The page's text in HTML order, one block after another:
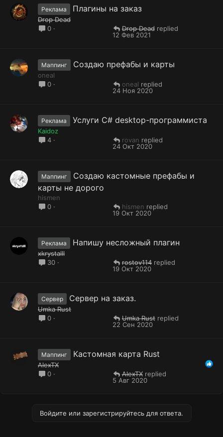
Реклама Плагины на заказ
Drop Dead
0
12 Фев 2021
Drop Dead
Маппинг Создаю префабы и карты
oneal
0
24 Ноя 2020
oneal
Реклама Услуги C# desktop-программиста
Kaidoz
4
24 Окт 2020
rovan
Маппинг
Создаю кастомные префабы и
карты не дорого
hismen
0
19 Окт 2020
hismen
Реклама Напишу несложный плагин
xkrystalll
30
19 Окт 2020
rostov114
Сервер Сервер на заказ.
Umka Rust
0
22 Сен 2020
Umka Rust
Маппинг Кастомная карта Rust
AlexTX
0
5 Авг 2020
AlexTX
Войдите или зарегистрируйтесь для ответа.